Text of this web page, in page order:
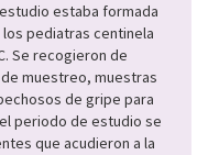
estaba formada
pediatras centinela
Se recogieron de
muestreo, muestras
de gripe para
periodo de estudio se
que acudieron a la